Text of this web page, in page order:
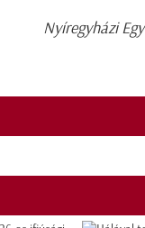
Nyíregyházi